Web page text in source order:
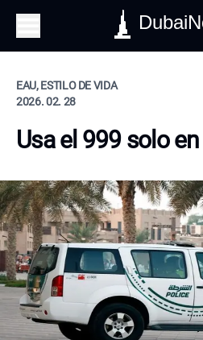
EAU, ESTILO DE VIDA
2026. 02. 28
Usa el 999 solo